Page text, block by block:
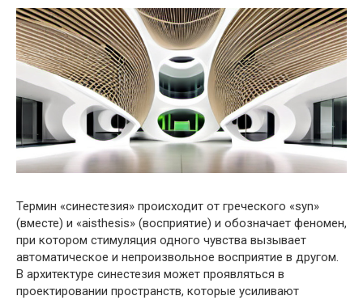
Термин «синестезия» происходит от греческого «syn»
(вместе) и «aisthesis» (восприятие) и обозначает феномен,
при котором стимуляция одного чувства вызывает
автоматическое и непроизвольное восприятие в другом.
В архитектуре синестезия может проявляться в
проектировании пространств, которые усиливают